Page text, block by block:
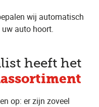
wij automatisch
auto hoort.
heeft het
op: er zijn zoveel